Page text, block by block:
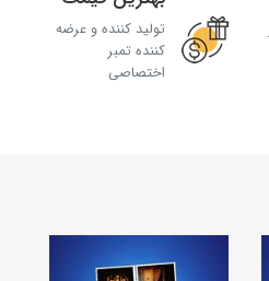
تولید کننده و عرضه
کننده تمبر
اختصاصی